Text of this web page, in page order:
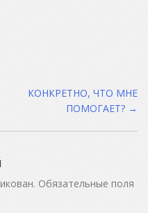
КОНКРЕТНО, ЧТО МНЕ
ПОМОГАЕТ? →
Обязательные поля